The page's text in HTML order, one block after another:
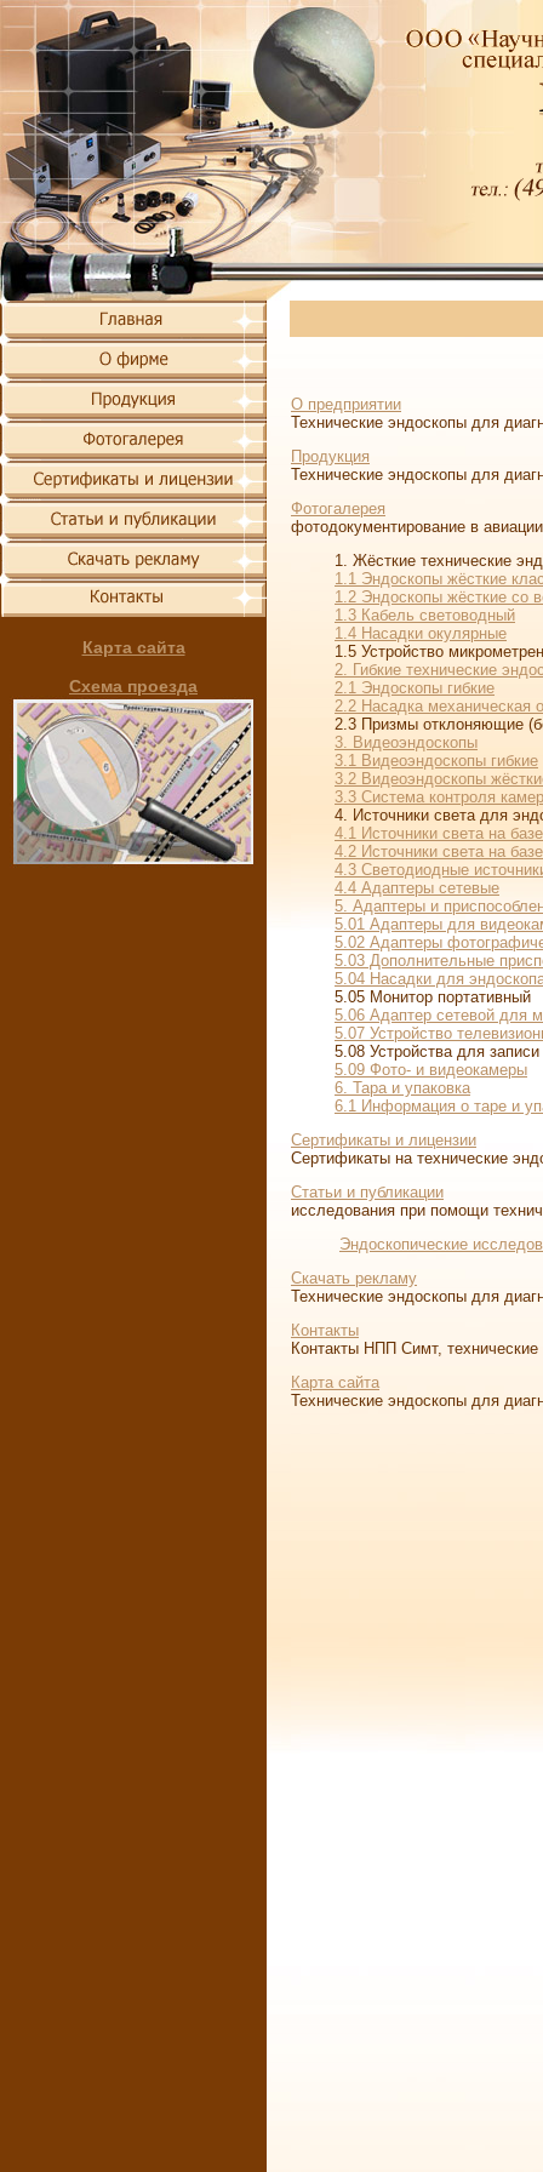
Карта сайта
Схема проезда
О предприятии
Технические эндоскопы для
Продукция
Технические эндоскопы для
Фотогалерея
фотодокументирование в
1. Жёсткие технические
1.1 Эндоскопы жёсткие
1.2 Эндоскопы жёсткие со
1.3 Кабель световодный
1.4 Насадки окулярные
1.5 Устройство
2. Гибкие технические
2.1 Эндоскопы гибкие
2.2 Насадка механическая
2.3 Призмы отклоняющие
3. Видеоэндоскопы
3.1 Видеоэндоскопы гибкие
3.2 Видеоэндоскопы
3.3 Система контроля
4. Источники света для
4.1 Источники света на
4.2 Источники света на
4.3 Светодиодные
4.4 Адаптеры сетевые
5. Адаптеры и
5.01 Адаптеры для
5.02 Адаптеры
5.03 Дополнительные
5.04 Насадки для
5.05 Монитор портативный
5.06 Адаптер сетевой для
5.07 Устройство
5.08 Устройства для записи
5.09 Фото- и видеокамеры
6. Тара и упаковка
6.1 Информация о таре и
Сертификаты и лицензии
Сертификаты на технические
Статьи и публикации
исследования при помощи
Эндоскопические
Скачать рекламу
Технические эндоскопы для
Контакты
Контакты НПП Симт,
Карта сайта
Технические эндоскопы для